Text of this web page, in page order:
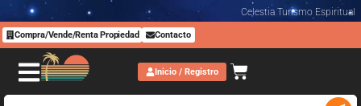
Celestia Turismo Espiritual
Compra/Vende/Renta Propiedad Contacto
Inicio / Registro